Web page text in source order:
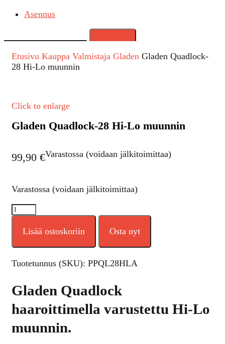
Asennus
Etusivu Kauppa Valmistaja Gladen Gladen Quadlock-
28 Hi-Lo muunnin
Click to enlarge
Gladen Quadlock-28 Hi-Lo muunnin
99,90 €Varastossa (voidaan jälkitoimittaa)
Varastossa (voidaan jälkitoimittaa)
Lisää ostoskoriin Osta nyt
Tuotetunnus (SKU): PPQL28HLA
Gladen Quadlock
haaroittimella varustettu Hi-Lo
muunnin.